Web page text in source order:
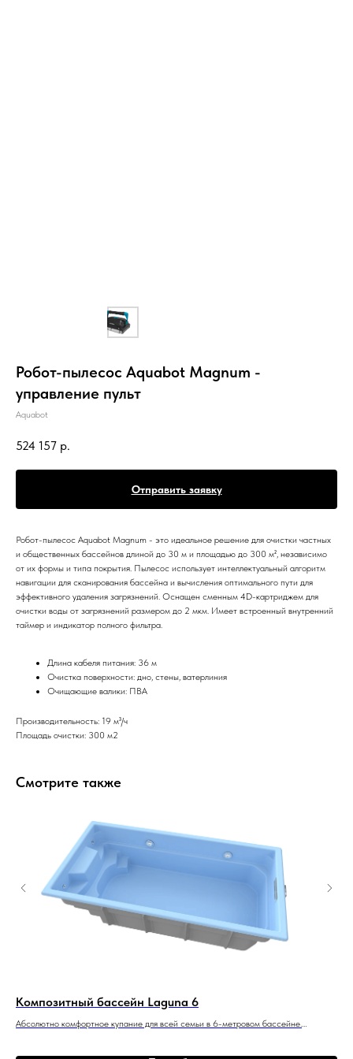
Робот-пылесоc Aquabot Magnum -
управление пульт
Aquabot
524 157 р.
Отправить заявку
Робот-пылесоc Aquabot Magnum - это идеальное решение для очистки частных
и общественных бассейнов длиной до 30 м и площадью до 300 м², независимо
от их формы и типа покрытия. Пылесос использует интеллектуальный алгоритм
навигации для сканирования бассейна и вычисления оптимального пути для
эффективного удаления загрязнений. Оснащен сменным 4D-картриджем для
очистки воды от загрязнений размером до 2 мкм. Имеет встроенный внутренний
таймер и индикатор полного фильтра.
Длина кабеля питания: 36 м
Очистка поверхности: дно, стены, ватерлиния
Очищающие валики: ПВА
Производительность: 19 м³/ч
Площадь очистки: 300 м2
Смотрите также
Композитный бассейн Laguna 6
Абсолютно комфортное купание для всей семьи в 6-метровом бассейне.